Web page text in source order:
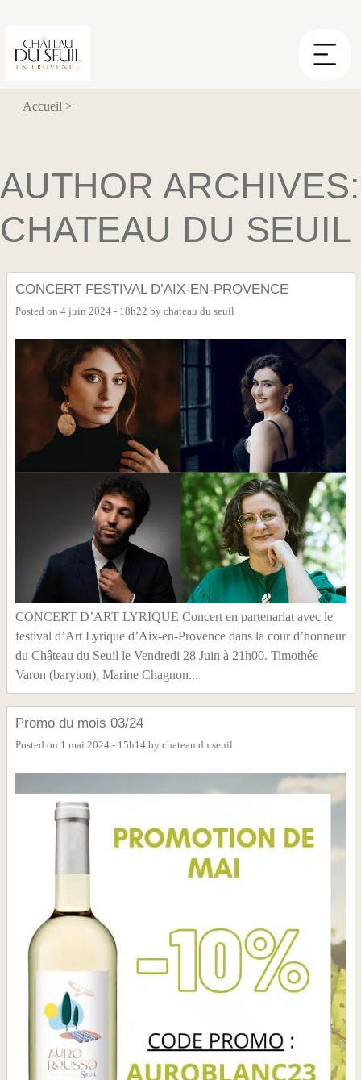
Accueil >
AUTHOR ARCHIVES:
CHATEAU DU SEUIL
CONCERT FESTIVAL D’AIX-EN-PROVENCE
Posted on 4 juin 2024 - 18h22 by chateau du seuil
CONCERT D’ART LYRIQUE Concert en partenariat avec le
festival d’Art Lyrique d’Aix-en-Provence dans la cour d’honneur
du Château du Seuil le Vendredi 28 Juin à 21h00. Timothée
Varon (baryton), Marine Chagnon...
Promo du mois 03/24
Posted on 1 mai 2024 - 15h14 by chateau du seuil